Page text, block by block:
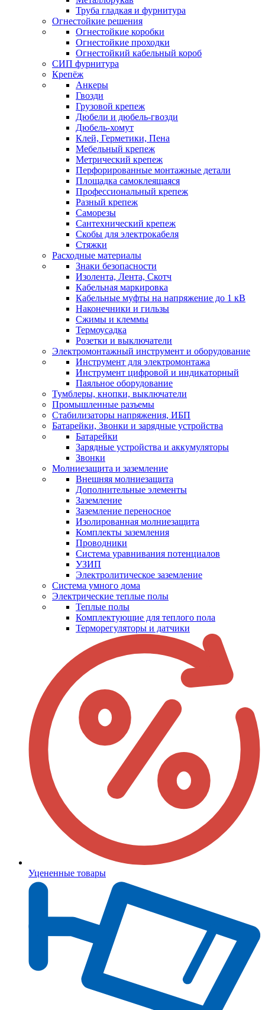
Труба гладкая и фурнитура
Огнестойкие решения
Огнестойкие коробки
Огнестойкие проходки
Огнестойкий кабельный короб
СИП фурнитура
Крепёж
Анкеры
Гвозди
Грузовой крепеж
Дюбели и дюбель-гвозди
Дюбель-хомут
Клей, Герметики, Пена
Мебельный крепеж
Метрический крепеж
Перфорированные монтажные детали
Площадка самоклеящаяся
Профессиональный крепеж
Разный крепеж
Саморезы
Сантехнический крепеж
Скобы для электрокабеля
Стяжки
Расходные материалы
Знаки безопасности
Изолента, Лента, Скотч
Кабельная маркировка
Кабельные муфты на напряжение до 1 кВ
Наконечники и гильзы
Сжимы и клеммы
Термоусадка
Розетки и выключатели
Электромонтажный инструмент и оборудование
Инструмент для электромонтажа
Инструмент цифровой и индикаторный
Паяльное оборудование
Тумблеры, кнопки, выключатели
Промышленные разъемы
Стабилизаторы напряжения, ИБП
Батарейки, Звонки и зарядные устройства
Батарейки
Зарядные устройства и аккумуляторы
Звонки
Молниезащита и заземление
Внешняя молниезащита
Дополнительные элементы
Заземление
Заземление переносное
Изолированная молниезащита
Комплекты заземления
Проводники
Система уравнивания потенциалов
УЗИП
Электролитическое заземление
Система умного дома
Электрические теплые полы
Теплые полы
Комплектующие для теплого пола
Терморегуляторы и датчики
Уцененные товары